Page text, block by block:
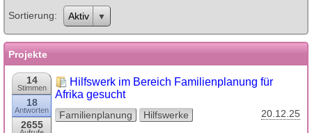
Sortierung Aktiv
Projekte
14
Stimmen
18
Antworten
2655
Hilfswerk im Bereich Familienplanung für
Afrika gesucht
Familienplanung Hilfswerke 20.12.25